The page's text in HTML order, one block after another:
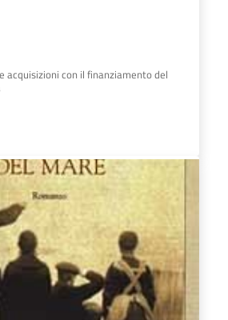
acquisizioni con il finanziamento del